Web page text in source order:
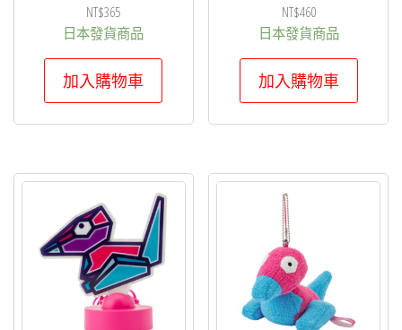
NT$365
日本發貨商品
加入購物車
NT$460
日本發貨商品
加入購物車